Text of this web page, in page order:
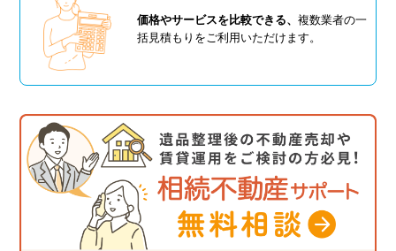
価格やサービスを比較できる、複数業者の一
括見積もりをご利用いただけます。